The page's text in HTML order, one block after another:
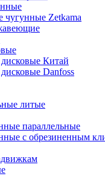
Zetkama
Китай
Danfoss
литые
параллельные
с обрезиненным